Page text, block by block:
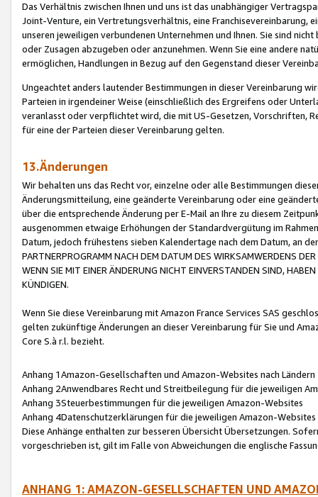
Das Verhältnis zwischen Ihnen und uns ist das unabhängiger
Joint-Venture, ein Vertretungsverhältnis, eine Franchisevereinbarung,
unseren jeweiligen verbundenen Unternehmen und Ihnen. Sie sind
oder Zusagen abzugeben oder anzunehmen. Wenn Sie eine andere
ermöglichen, Handlungen in Bezug auf den Gegenstand dieser
Ungeachtet anders lautender Bestimmungen in dieser Vereinbarung
Parteien in irgendeiner Weise (einschließlich des Ergreifens oder
veranlasst oder verpflichtet wird, die mit US-Gesetzen, Vorschriften,
für eine der Parteien dieser Vereinbarung gelten.
13.Änderungen
Wir behalten uns das Recht vor, einzelne oder alle Bestimmungen
Änderungsmitteilung, eine geänderte Vereinbarung oder eine
über die entsprechende Änderung per E-Mail an Ihre zu diesem
ausgenommen etwaige Erhöhungen der Standardvergütung im
Datum, jedoch frühestens sieben Kalendertage nach dem Datum, an
PARTNERPROGRAMM NACH DEM DATUM DES WIRKSAMWERDENS
WENN SIE MIT EINER ÄNDERUNG NICHT EINVERSTANDEN SIND,
KÜNDIGEN.
Wenn Sie diese Vereinbarung mit Amazon France Services SAS
gelten zukünftige Änderungen an dieser Vereinbarung für Sie und
Core S.à r.l. bezieht.
Anhang 1Amazon-Gesellschaften und Amazon-Websites nach Ländern
Anhang 2Anwendbares Recht und Streitbeilegung für die jeweiligen
Anhang 3Steuerbestimmungen für die jeweiligen Amazon-Websites
Anhang 4Datenschutzerklärungen für die jeweiligen Amazon-Websites
Diese Anhänge enthalten zur besseren Übersicht Übersetzungen.
vorgeschrieben ist, gilt im Falle von Abweichungen die englische
ANHANG 1: AMAZON-GESELLSCHAFTEN UND